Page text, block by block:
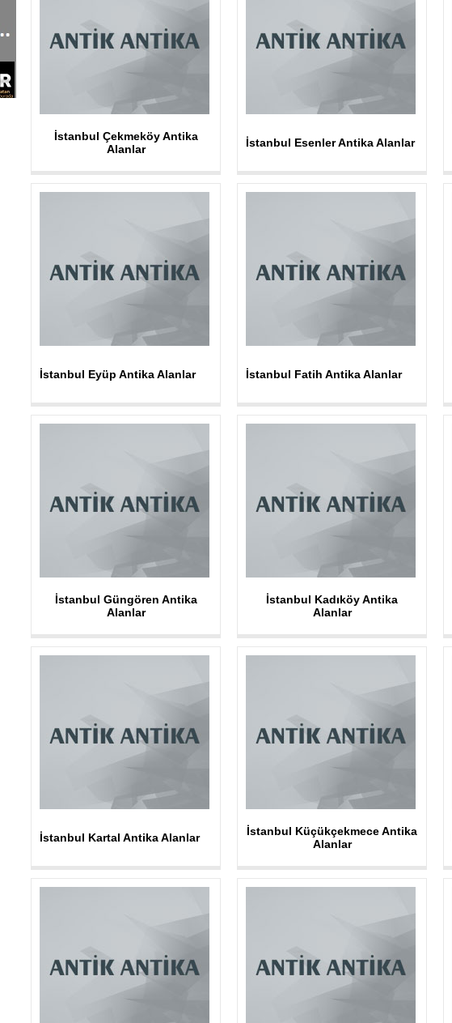
İstanbul Çekmeköy Antika
Alanlar
İstanbul Esenler Antika Alanlar
İstanbul Eyüp Antika Alanlar İstanbul Fatih Antika Alanlar
İstanbul Güngören Antika
Alanlar
İstanbul Kadıköy Antika
Alanlar
İstanbul Kartal Antika Alanlar
İstanbul Küçükçekmece Antika
Alanlar